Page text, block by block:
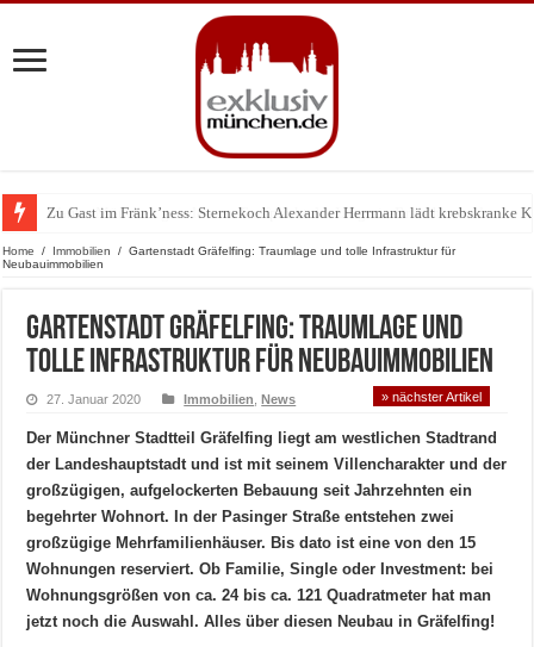
Zu Gast im Fränk’ness: Sternekoch Alexander Herrmann lädt krebskranke
Warum München gerade zum Treffpunkt der Lingerie-Branche wurde
Home / Immobilien / Gartenstadt Gräfelfing: Traumlage und tolle Infrastruktur für
Neubauimmobilien
Gartenstadt Gräfelfing: Traumlage und
tolle Infrastruktur für Neubauimmobilien
27. Januar 2020 Immobilien ,News » nächster Artikel
Der Münchner Stadtteil Gräfelfing liegt am westlichen Stadtrand
der Landeshauptstadt und ist mit seinem Villencharakter und der
großzügigen, aufgelockerten Bebauung seit Jahrzehnten ein
begehrter Wohnort. In der Pasinger Straße entstehen zwei
großzügige Mehrfamilienhäuser. Bis dato ist eine von den 15
Wohnungen reserviert. Ob Familie, Single oder Investment: bei
Wohnungsgrößen von ca. 24 bis ca. 121 Quadratmeter hat man
jetzt noch die Auswahl. Alles über diesen Neubau in Gräfelfing!